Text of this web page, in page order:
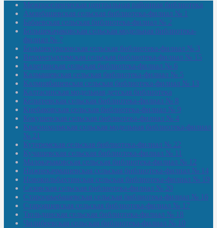
Межпоселенческая центральная районная библиотека
Амзибашевская сельская библиотека-филиал № 1
Бабаевская сельская библиотека-филиал № 2
Большекачаковская сельская модельная библиотека-
филиал № 7
Большекуразовская сельская библиотека-филиал № 3
Верхнетыхтемская сельская библиотека-филиал № 15
Калегинская сельская библиотека-филиал № 6
Калмашевская сельская библиотека-филиал № 5
Калмиябашевская сельская библиотека-филиал № 13
Калтасинская модельная детская библиотека
Кельтеевская сельская библиотека-филиал № 8
Киебаковская сельская библиотека-филиал № 9
Кокушевская сельская библиотека-филиал № 4
Краснохолмская сельская модельная библиотека-филиал
№ 21
Кутеремская сельская библиотека-филиал № 22
Кучашевская сельская библиотека-филиал № 11
Малокачаковская сельская библиотека-филиал № 12
Нижнекачмашевская сельская библиотека-филиал № 14
Новокильбахтинская сельская библиотека-филиал № 19
Сазовская сельская библиотека-филиал № 20
Староорьебашевская сельская библиотека-филиал № 16
Старояшевская сельская библиотека-филиал № 17
Тюльдинская сельская библиотека-филиал № 18
Чилибеевская сельская библиотека-филиал № 10